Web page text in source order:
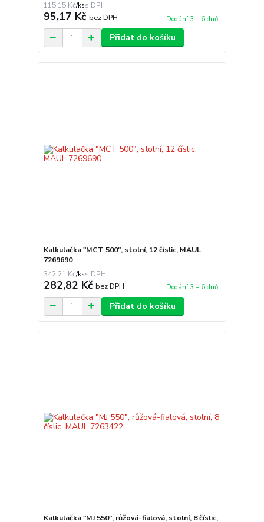
115,15 Kč/ks
95,17 Kč bez DPH Dodání 3 – 6 dnů
Přidat do košíku
Kalkulačka "MCT 500", stolní, 12 číslic, MAUL
7269690
342,21 Kč/ks
282,82 Kč bez DPH Dodání 3 – 6 dnů
Přidat do košíku
Kalkulačka "MJ 550", růžová-fialová, stolní, 8 číslic,